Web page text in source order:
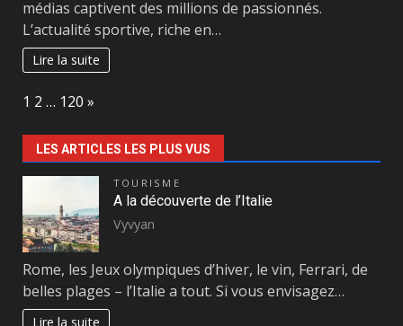
médias captivent des millions de passionnés.
L’actualité sportive, riche en…
Lire la suite
Page:
1 2 … 120 Next
»
LES ARTICLES LES PLUS VUS
TOURISME
A la découverte de l’Italie
Vyvyan
Rome, les Jeux olympiques d’hiver, le vin, Ferrari, de
belles plages – l’Italie a tout. Si vous envisagez…
Lire la suite